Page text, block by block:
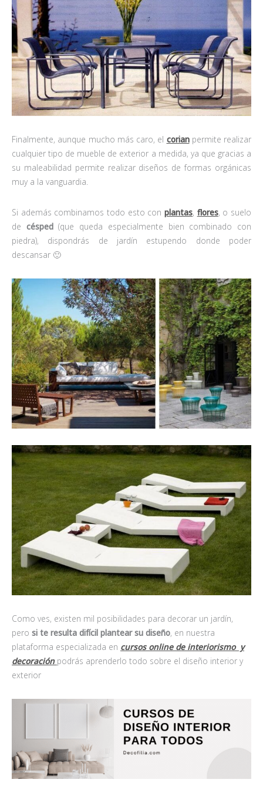
Finalmente, aunque mucho más caro, el corianpermite realizar
cualquier tipo de mueble de exterior a medida, ya que gracias a
su maleabilidad permite realizar diseños de formas orgánicas
muy a la vanguardia.
Si además combinamos todo esto con plantas, flores, o suelo
de césped(que queda especialmente bien combinado con
piedra), dispondrás de jardín estupendo donde poder
descansar 🙂
Como ves, existen mil posibilidades para decorar un jardín,
pero si te resulta difícil plantear su diseño, en nuestra
plataforma especializada en cursos online de interiorismo y
decoración podrás aprenderlo todo sobre el diseño interior y
exterior